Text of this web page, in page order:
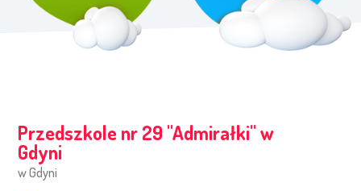
Przedszkole nr 29 ''Admirałki'' w
Gdyni
w Gdyni